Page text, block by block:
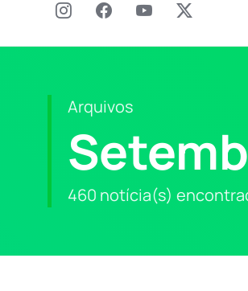
Arquivos
460 notícia(s)